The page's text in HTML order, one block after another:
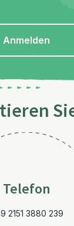
Anmelden
Telefon
2151 3880 239